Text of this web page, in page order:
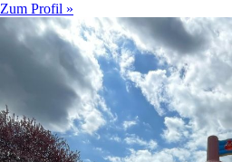
Zum Profil »